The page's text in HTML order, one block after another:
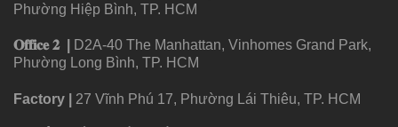
Phường Hiệp Bình, TP. HCM
𝐎𝐟𝐟𝐢𝐜𝐞 𝟐
D2A-40 The Manhattan, Vinhomes Grand Park,
Phường Long Bình, TP. HCM
Factory 27 Vĩnh Phú 17, Phường Lái Thiêu, TP. HCM